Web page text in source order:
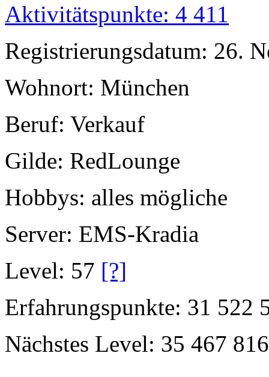
Aktivitätspunkte: 4 411
Registrierungsdatum: 26.
Wohnort: München
Beruf: Verkauf
Gilde: RedLounge
Hobbys: alles mögliche
Server: EMS-Kradia
Level: 57 [?]
Erfahrungspunkte: 31 522
Nächstes Level: 35 467 816